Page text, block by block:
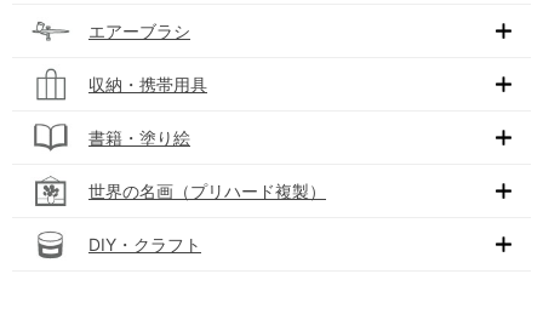
エアーブラシ
収納・携帯用具
書籍・塗り絵
世界の名画（プリハード複製）
DIY・クラフト